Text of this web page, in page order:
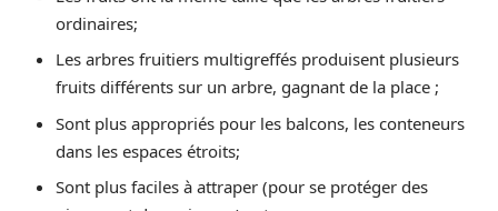
ordinaires;
Les arbres fruitiers multigreffés produisent plusieurs
fruits différents sur un arbre, gagnant de la place ;
Sont plus appropriés pour les balcons, les conteneurs
dans les espaces étroits;
Sont plus faciles à attraper (pour se protéger des